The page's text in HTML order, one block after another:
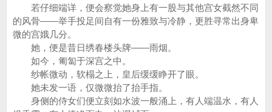
若仔细端详，便会察觉她身上有一股与其他宫女截然不同
的风骨——举手投足间自有一份雅致与冷静，更胜寻常出身卑
微的宫娥几分。
她，便是昔日绣春楼头牌——雨烟。
如今，匍匐于深宫之中。
纱帐微动，软榻之上，皇后缓缓睁开了眼。
她未发一语，仅微微抬了抬手指。
身侧的侍女们便立刻如水波一般涌上，有人端温水，有人